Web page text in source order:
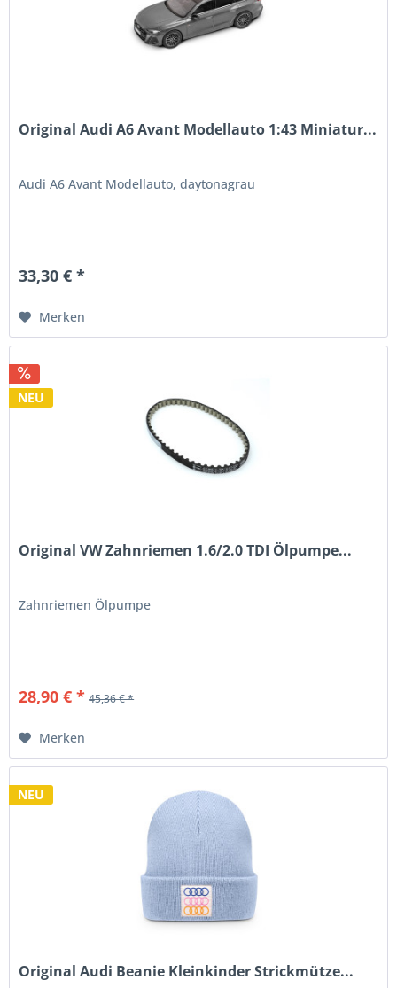
Original Audi A6 Avant Modellauto 1:43 Miniatur...
Audi A6 Avant Modellauto, daytonagrau
33,30 € *
Merken
NEU
Original VW Zahnriemen 1.6/2.0 TDI Ölpumpe...
Zahnriemen Ölpumpe
28,90 € * 45,36 € *
Merken
NEU
Original Audi Beanie Kleinkinder Strickmütze...